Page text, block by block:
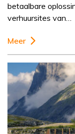
betaalbare
verhuursites van…
Meer